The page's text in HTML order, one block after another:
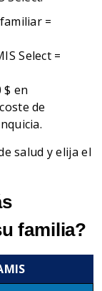
=
Select =
$ en
de
salud y elija el
familia?